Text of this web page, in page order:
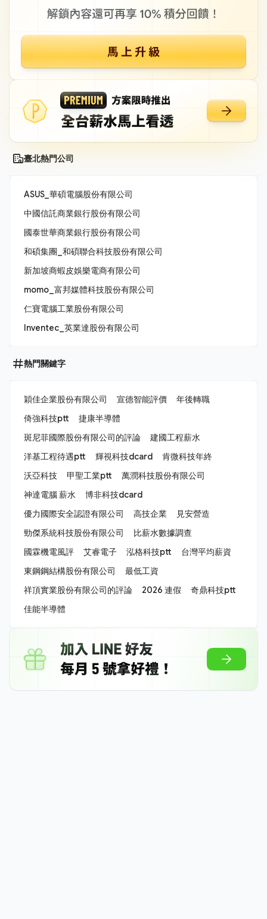
臺北熱門公司
ASUS_華碩電腦股份有限公司
中國信託商業銀行股份有限公司
國泰世華商業銀行股份有限公司
和碩集團_和碩聯合科技股份有限公司
新加坡商蝦皮娛樂電商有限公司
momo_富邦媒體科技股份有限公司
仁寶電腦工業股份有限公司
Inventec_英業達股份有限公司
熱門關鍵字
穎佳企業股份有限公司 宣德智能評價
年後轉職
倚強科技ptt
捷康半導體
斑尼菲國際股份有限公司的評論
建國工程薪水
洋基工程待遇ptt
輝視科技dcard
肯微科技年終
沃亞科技
甲聖工業ptt
萬潤科技股份有限公司
神達電腦 薪水
博非科技dcard
優力國際安全認證有限公司
高技企業
見安營造
勁傑系統科技股份有限公司
比薪水數據調查
國霖機電風評
艾睿電子 泓格科技ptt
台灣平均薪資
東鋼鋼結構股份有限公司
最低工資
祥頂實業股份有限公司的評論
2026 連假
奇鼎科技ptt
佳能半導體